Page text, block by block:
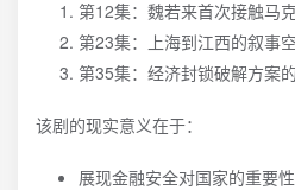
第12集：魏若来首次接触马
第23集：上海到江西的叙事
第35集：经济封锁破解方案
该剧的现实意义在于：
展现金融安全对国家的重要性